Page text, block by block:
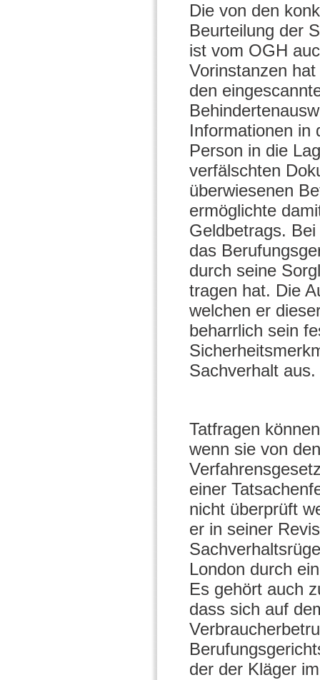
Die von den
Beurteilung der
ist vom OGH
Vorinstanzen
den
Informationen in
Person in die
verfälschten
überwiesenen
ermöglichte
Geldbetrags.
das
durch seine
tragen hat. Die
welchen er
beharrlich sein
Sachverhalt aus.
Tatfragen
wenn sie von
einer
nicht überprüft
er in seiner
London durch
Es gehört auch
dass sich auf
der der Kläger